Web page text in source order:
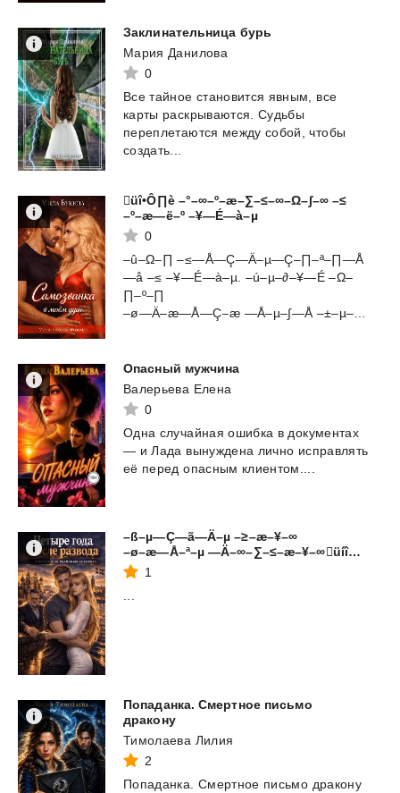
Заклинательница бурь
Мария Данилова
0
Все тайное становится явным, все
карты раскрываются. Судьбы
переплетаются между собой, чтобы
создать...
üî•Ô∏è –°–∞–º–æ–∑–≤–∞–Ω–∫–∞ –≤
–º–æ—ë–º –¥—É—à–µ
0
–û–Ω–∏ –≤—Å—Ç—Ä–µ—Ç–∏–ª–∏—Å
—å –≤ –¥—É—à–µ. –ú–µ–∂–¥—É –Ω–
∏–º–∏
–ø—Ä–æ—Å—Ç–æ —Å–µ–∫—Å –±–µ–∑ –æ–±—è–∑...
Опасный мужчина
Валерьева Елена
0
Одна случайная ошибка в документах
— и Лада вынуждена лично исправлять
её перед опасным клиентом....
–ß–µ—Ç—ã—Ä–µ –≥–æ–¥–∞
–ø–æ—Å–ª–µ —Ä–∞–∑–≤–æ–¥–∞üíî‚ö°Ô∏è. –û—Å–Ω–æ–≤–∞–Ω–æ –Ω–∞ —Ä–µ–∞–ª—å–Ω—ã—Ö —Å–æ–±—ã—Ç–∏—è—Ö. 1—á
1
...
Попаданка. Смертное письмо
дракону
Тимолаева Лилия
2
Попаданка. Смертное письмо дракону